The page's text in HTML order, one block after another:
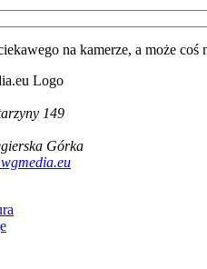
na kamerze, a może
149
Górka